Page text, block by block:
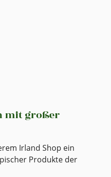
mit großer
Irland Shop ein
Produkte der